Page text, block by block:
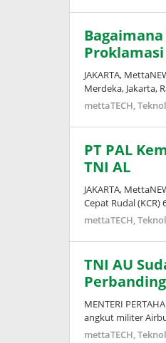
JAKARTA,
Merdeka, Jakarta,
mettaTECH,
PT PAL
TNI AL
JAKARTA,
Cepat Rudal
mettaTECH,
TNI AU
MENTERI
angkut militer
mettaTECH,